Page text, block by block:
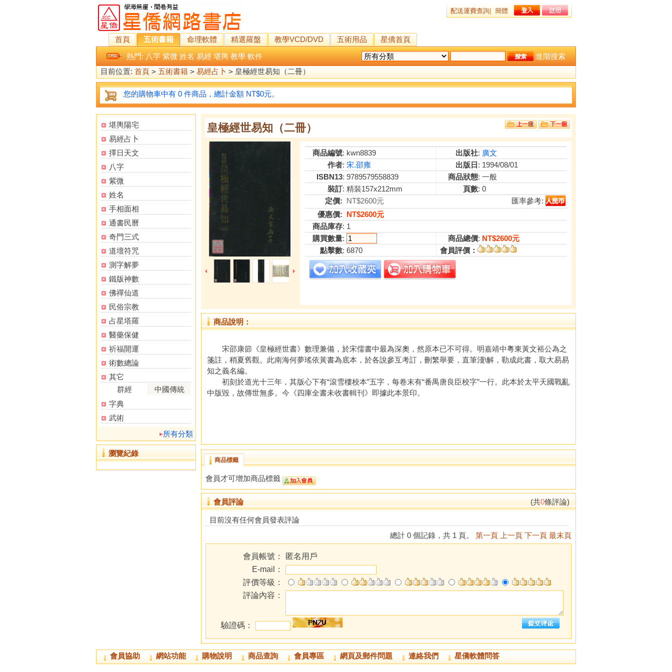
配送運費查詢 簡體
首頁 五術書籍 命理軟體 精選羅盤 教學VCD/DVD 五術用品
星僑首頁
熱門: 八字 紫微 姓名 易經 堪輿 教學 軟件
進階搜索
目前位置: 首頁 > 五術書籍 > 易經占卜 > 皇極經世易知（二冊）
您的購物車中有 0 件商品，總計金額 NT$0元。
堪輿陽宅
易經占卜
擇日天文
八字
紫微
姓名
手相面相
通書民曆
奇門三式
道壇符咒
測字解夢
鐵版神數
佛禪仙道
民俗宗教
占星塔羅
醫藥保健
祈福開運
術數總論
其它
群經
中國傳統
字典
武術
所有分類
瀏覽紀錄
皇極經世易知（二冊）
商品編號: kwn8839 出版社: 廣文
作者: 宋.邵雍 出版日 : 1994/08/01
ISBN13: 9789579558839 商品狀態: 一般
裝訂: 精裝157x212mm 頁數: 0
定價: NT$2600元
匯率參考:
優惠價: NT$2600元
商品庫存: 1
購買數量: 商品總價: NT$2600元
點擊數: 6870 會員評價：
商品說明：
宋邵康節《皇極經世書》數理兼備，於宋儒書中最為深奧，然原本已不可得。明嘉靖中粵東黃文裕公為之
箋註，稍夏舊觀。此南海何夢瑤依黃書為底本，於各說參互考訂，刪繁舉要，直筆淺\解，勒成此書，取大易易
知之義名編。
初刻於道光十三年，其版心下有“滾雪樓校本”五字，每卷末有“番禺唐良臣校字”一行。此本於太平天國戰亂
中版毀，故傳世無多。今《四庫全書未收書輯刊》即據此本景印。
商品標籤
會員才可增加商品標籤
會員評論 (共0條評論)
目前沒有任何會員發表評論
總計 0 個記錄，共 1 頁。 第一頁 上一頁 下一頁 最末頁
會員帳號：
匿名用戶
E-mail：
評價等級：
評論內容：
驗證碼：
會員協助 網站功能 購物說明 商品查詢 會員專區 網頁及郵件問題 連絡我們 星僑軟體問答